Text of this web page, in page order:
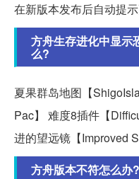
在新版本发布后自动提
方舟生存进化中显示
么?
夏果群岛地图【
Pac】 难度8插件【
进的望远镜【Improved
方舟版本不符怎么办?